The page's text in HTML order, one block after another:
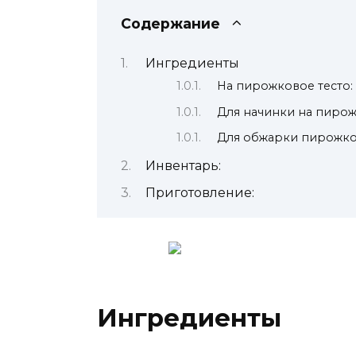
Содержание
Ингредиенты
На пирожковое тесто:
Для начинки на
Для обжарки
Инвентарь:
Приготовление:
Ингредиенты